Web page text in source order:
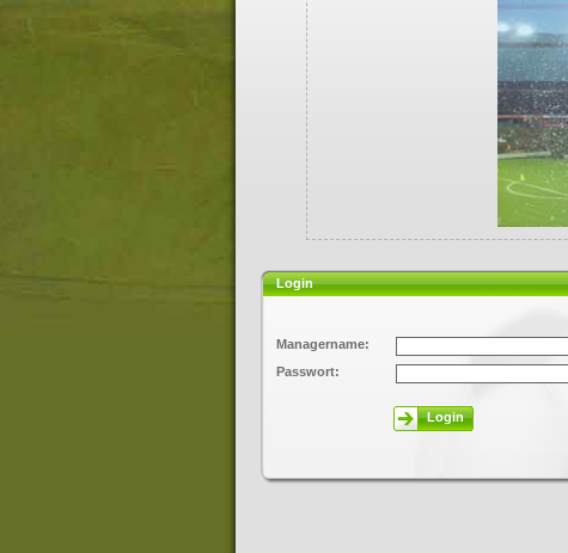
Login
Managername:
Passwort:
Login